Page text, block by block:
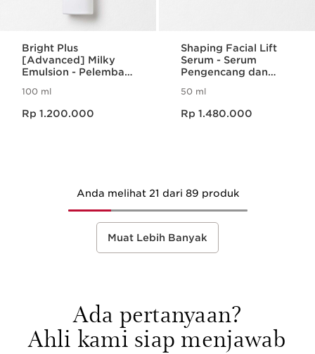
Bright Plus
[Advanced] Milky
Emulsion - Pelembab
Dark Spot & Flek
100 ml
Rp 1.200.000
Shaping Facial Lift
Serum - Serum
Pengencang dan
Wajah
50 ml
Rp 1.480.000
Anda melihat 21 dari 89 produk
Muat Lebih Banyak
Ada pertanyaan?
Ahli kami siap menjawab